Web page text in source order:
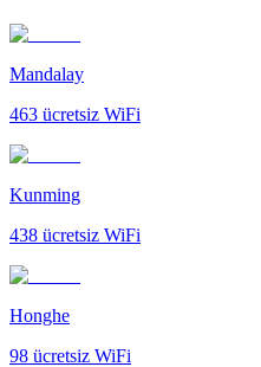
Mandalay
463 ücretsiz WiFi
Kunming
438 ücretsiz WiFi
Honghe
98 ücretsiz WiFi